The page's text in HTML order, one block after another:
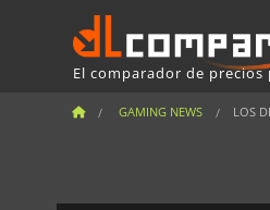
El comparador de precios
GAMING NEWS LOS